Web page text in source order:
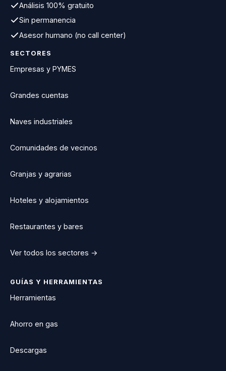
Análisis 100% gratuito
Sin permanencia
Asesor humano (no call center)
SECTORES
Empresas y PYMES
Grandes cuentas
Naves industriales
Comunidades de vecinos
Granjas y agrarias
Hoteles y alojamientos
Restaurantes y bares
Ver todos los sectores →
GUÍAS Y HERRAMIENTAS
Herramientas
Ahorro en gas
Descargas